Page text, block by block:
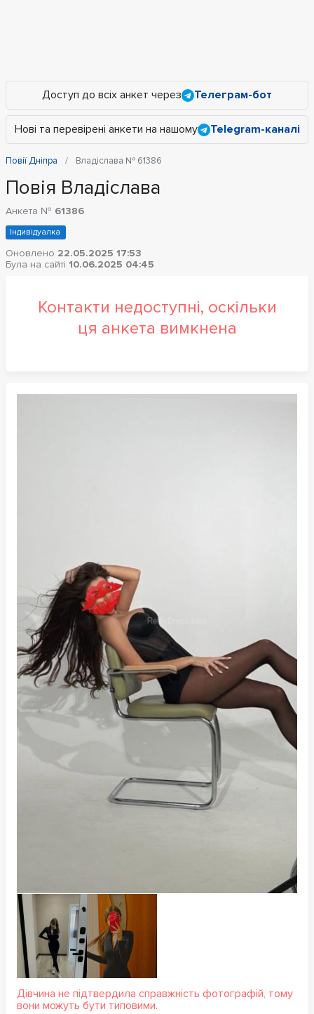
Доступ до всіх анкет через Телеграм-бот
Нові та перевірені анкети на нашому Telegram-каналі
Повії Дніпра Владіслава № 61386
Повія Владіслава
Анкета № 61386
Індивідуалка
Оновлено 22.05.2025 17:53
Була на сайті 10.06.2025 04:45
Контакти недоступні, оскільки
ця анкета вимкнена
Дівчина не підтвердила справжність фотографій, тому
вони можуть бути типовими.